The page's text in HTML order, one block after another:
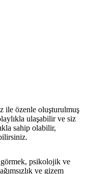
ile özenle oluşturulmuş
ulaşabilir ve siz
sahip olabilir,
psikolojik ve
ve gizem